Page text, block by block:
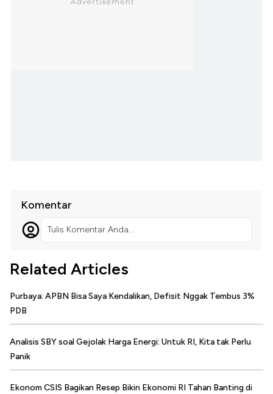
Komentar
Tulis Komentar Anda...
Related Articles
Purbaya: APBN Bisa Saya Kendalikan, Defisit Nggak Tembus 3%
PDB
Analisis SBY soal Gejolak Harga Energi: Untuk RI, Kita tak Perlu
Panik
Ekonom CSIS Bagikan Resep Bikin Ekonomi RI Tahan Banting di